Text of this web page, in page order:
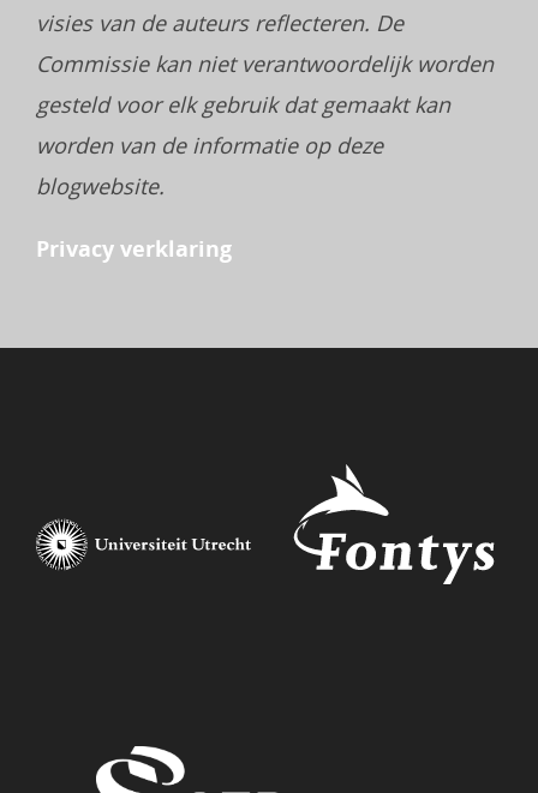
visies van de auteurs reflecteren. De
Commissie kan niet verantwoordelijk worden
gesteld voor elk gebruik dat gemaakt kan
worden van de informatie op deze
blogwebsite.
Privacy verklaring